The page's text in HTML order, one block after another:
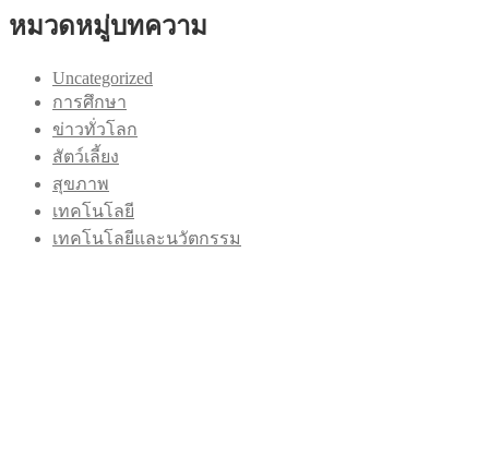
หมวดหมู่บทความ
Uncategorized
การศึกษา
ข่าวทั่วโลก
สัตว์เลี้ยง
สุขภาพ
เทคโนโลยี
เทคโนโลยีและนวัตกรรม